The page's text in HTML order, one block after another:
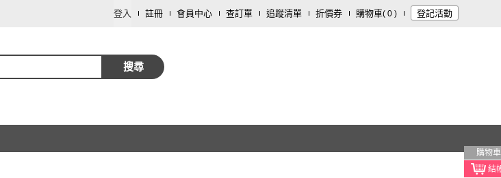
登入 註冊 會員中心 查訂單 追蹤清單 折價券 購物車( 0 ) 登記活動
搜尋
購物車